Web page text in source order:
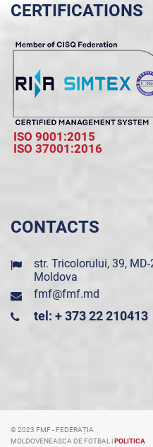
CERTIFICATIONS
ISO 9001:2015
ISO 37001:2016
CONTACTS
str. Tricolorului, 39,
Moldova
fmf@fmf.md
tel: + 373 22 210413
© 2023 FMF - FEDERAȚIA
MOLDOVENEASCA DE FOTBAL |POLITICA